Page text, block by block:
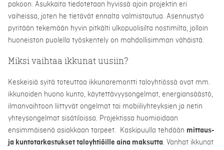
pakoon. Asukkaita tiedotetaan hyvissä ajoin projektin eri
vaiheissa, joten he tietävät ennalta valmistautua. Asennustyö
pyritään tekemään hyvin pitkälti ulkopuolisilta nostimilta, jolloin
huoneiston puolella työskentely on mahdollisimman vähäistä.
Miksi vaihtaa ikkunat uusiin?
Keskeisiä syitä toteuttaa ikkunaremontti taloyhtiössä ovat mm.
ikkunoiden huono kunto, käytettävyysongelmat, energiansäästö,
ilmanvaihtoon liittyvät ongelmat tai mobiiliyhteyksien ja netin
yhteysongelmat sisätiloissa. Projektissa huomioidaan
ensimmäisenä asiakkaan tarpeet. Kaskipuulla tehdään mittaus-
ja kuntotarkastukset taloyhtiöille aina maksutta. Vanhat ikkunat